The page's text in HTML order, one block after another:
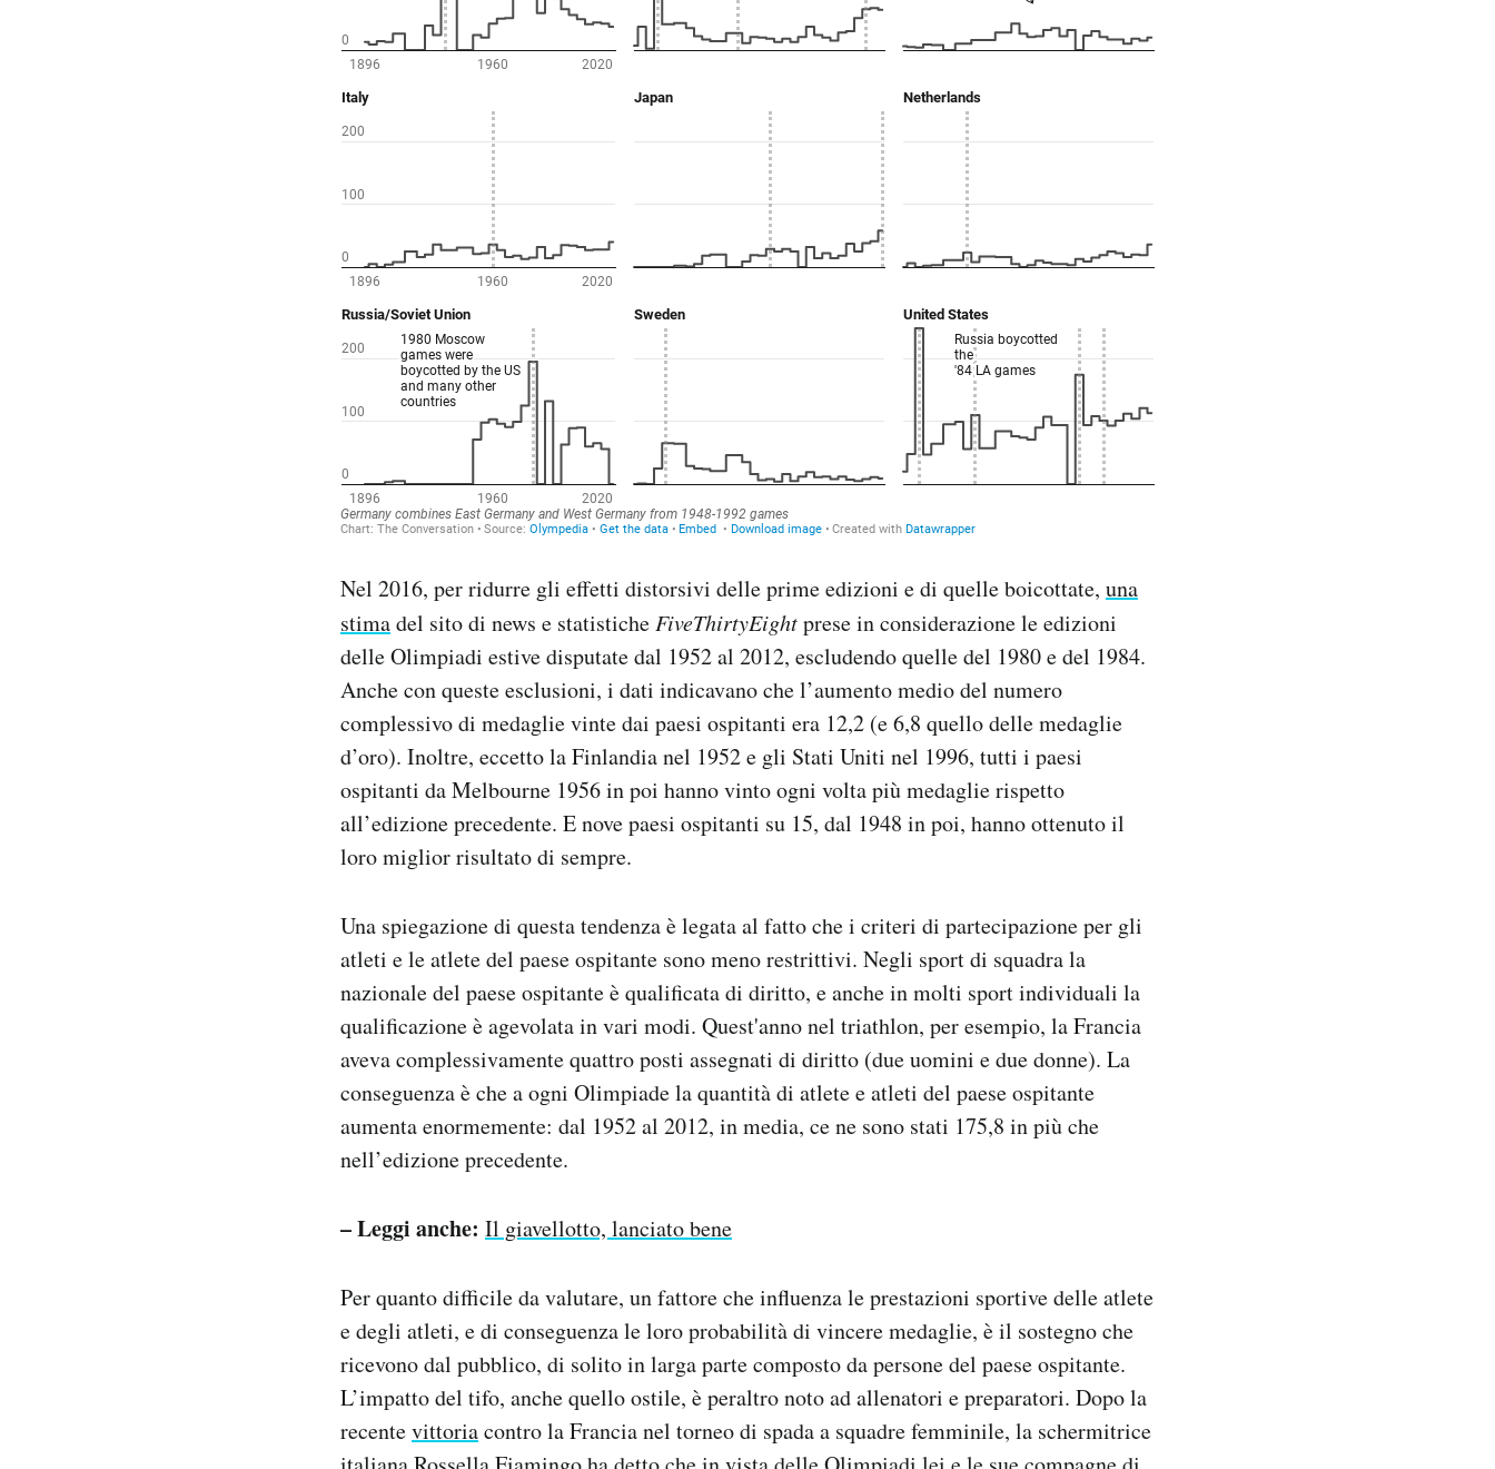
Nel 2016, per ridurre gli effetti distorsivi delle prime edizioni e di quelle boicottate, una
stimadel sito di news e statisticheFiveThirtyEightprese in considerazione le edizioni
delle Olimpiadi estive disputate dal 1952 al 2012, escludendo quelle del 1980 e del 1984.
Anche con queste esclusioni, i dati indicavano che l’aumento medio del numero
complessivo di medaglie vinte dai paesi ospitanti era 12,2 (e 6,8 quello delle medaglie
d’oro). Inoltre, eccetto la Finlandia nel 1952 e gli Stati Uniti nel 1996, tutti i paesi
ospitanti da Melbourne 1956 in poi hanno vinto ogni volta più medaglie rispetto
all’edizione precedente. E nove paesi ospitanti su 15, dal 1948 in poi, hanno ottenuto il
loro miglior risultato di sempre.
Una spiegazione di questa tendenza è legata al fatto che i criteri di partecipazione per gli
atleti e le atlete del paese ospitante sono meno restrittivi. Negli sport di squadra la
nazionale del paese ospitante è qualificata di diritto, e anche in molti sport individuali la
qualificazione è agevolata in vari modi. Quest'anno nel triathlon, per esempio, la Francia
aveva complessivamente quattro posti assegnati di diritto (due uomini e due donne). La
conseguenza è che a ogni Olimpiade la quantità di atlete e atleti del paese ospitante
aumenta enormemente: dal 1952 al 2012, in media, ce ne sono stati 175,8 in più che
nell’edizione precedente.
– Leggi anche: Il giavellotto, lanciato bene
Per quanto difficile da valutare, un fattore che influenza le prestazioni sportive delle atlete
e degli atleti, e di conseguenza le loro probabilità di vincere medaglie, è il sostegno che
ricevono dal pubblico, di solito in larga parte composto da persone del paese ospitante.
L’impatto del tifo, anche quello ostile, è peraltro noto ad allenatori e preparatori. Dopo la
recentevittoriacontro la Francia nel torneo di spada a squadre femminile, la schermitrice